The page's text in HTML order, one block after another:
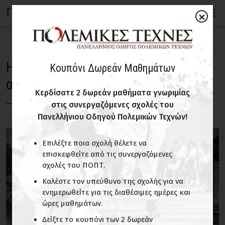
H κουρνιασμένη τίγρης και ο
αθέατος δράκος
×
Κουπόνι Δωρεάν Μαθημάτων
Κερδίσατε 2 δωρεάν μαθήματα γνωριμίας
στις συνεργαζόμενες σχολές του
Πανελλήνιου Οδηγού Πολεμικών Τεχνών!
Επιλέξτε ποια σχολή θέλετε να
επισκεφθείτε από τις συνεργαζόμενες
σχολές του ΠΟΠΤ.
Καλέστε τον υπεύθυνο της σχολής για να
ενημερωθείτε για τις διαθέσιμες ημέρες και
ώρες μαθημάτων.
Δείξτε το κουπόνι των 2 δωρεάν